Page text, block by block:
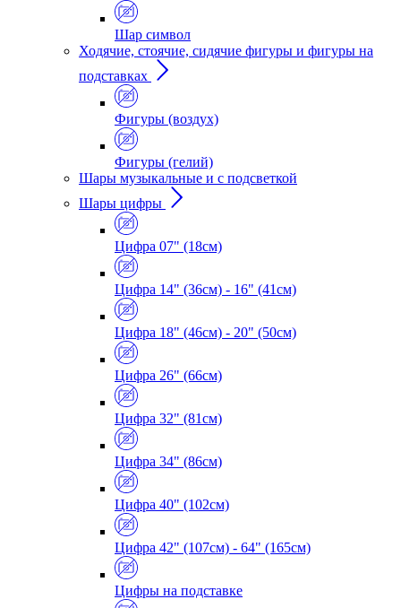
Шар символ
Ходячие, стоячие, сидячие фигуры и фигуры на
подставках
Фигуры (воздух)
Фигуры (гелий)
Шары музыкальные и с подсветкой
Шары цифры
Цифра 07" (18см)
Цифра 14" (36см) - 16" (41см)
Цифра 18" (46см) - 20" (50см)
Цифра 26" (66см)
Цифра 32" (81см)
Цифра 34" (86см)
Цифра 40" (102см)
Цифра 42" (107см) - 64" (165см)
Цифры на подставке